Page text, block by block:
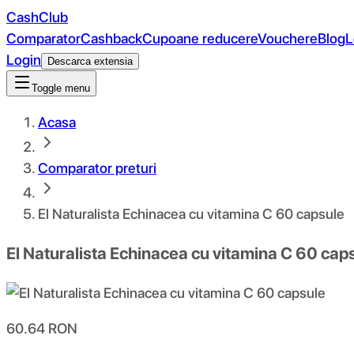
CashClub
ComparatorCashbackCupoane reducereVouchereBlog
Login
Descarca extensia
Toggle menu
Acasa
Comparator preturi
El Naturalista Echinacea cu vitamina C 60 capsule
El Naturalista Echinacea cu vitamina C 60
60.64 RON